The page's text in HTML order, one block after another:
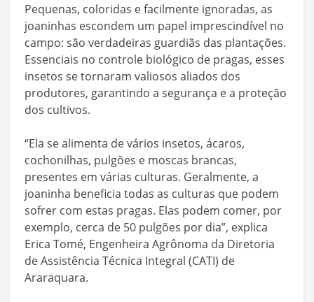
Pequenas, coloridas e facilmente ignoradas, as
joaninhas escondem um papel imprescindível no
campo: são verdadeiras guardiãs das plantações.
Essenciais no controle biológico de pragas, esses
insetos se tornaram valiosos aliados dos
produtores, garantindo a segurança e a proteção
dos cultivos.
“Ela se alimenta de vários insetos, ácaros,
cochonilhas, pulgões e moscas brancas,
presentes em várias culturas. Geralmente, a
joaninha beneficia todas as culturas que podem
sofrer com estas pragas. Elas podem comer, por
exemplo, cerca de 50 pulgões por dia”, explica
Erica Tomé, Engenheira Agrônoma da Diretoria
de Assistência Técnica Integral (CATI) de
Araraquara.